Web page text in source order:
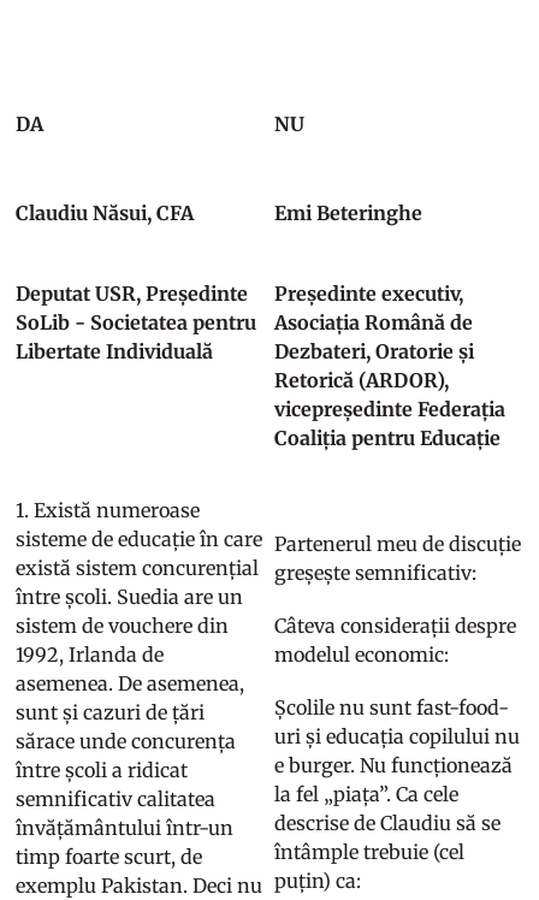
DA
Claudiu Năsui, CFA
Deputat USR, Președinte
SoLib - Societatea pentru
Libertate Individuală
1. Există numeroase
sisteme de educație în care
există sistem concurențial
între școli. Suedia are un
sistem de vouchere din
1992, Irlanda de
asemenea. De asemenea,
sunt și cazuri de țări
sărace unde concurența
între școli a ridicat
semnificativ calitatea
învățământului într-un
timp foarte scurt, de
exemplu Pakistan. Deci nu
NU
Emi Beteringhe
Președinte executiv,
Asociația Română de
Dezbateri, Oratorie și
Retorică (ARDOR),
vicepreședinte Federația
Coaliția pentru Educație
Partenerul meu de discuție
greșește semnificativ:
Câteva considerații despre
modelul economic:
Școlile nu sunt fast-food-
uri și educația copilului nu
e burger. Nu funcționează
la fel „piața”. Ca cele
descrise de Claudiu să se
întâmple trebuie (cel
puțin) ca: